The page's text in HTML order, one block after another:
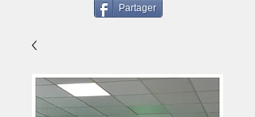
Partager